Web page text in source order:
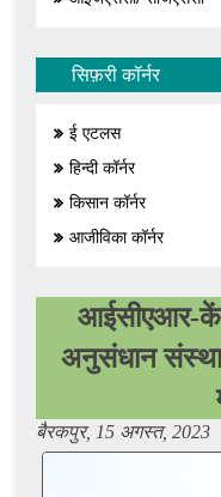
सिफ़री कॉर्नर
ई एटलस
हिन्दी कॉर्नर
किसान कॉर्नर
आजीविका कॉर्नर
आईसीएआर-
अनुसंधान
बैरकपुर, 15 अगस्त, 2023